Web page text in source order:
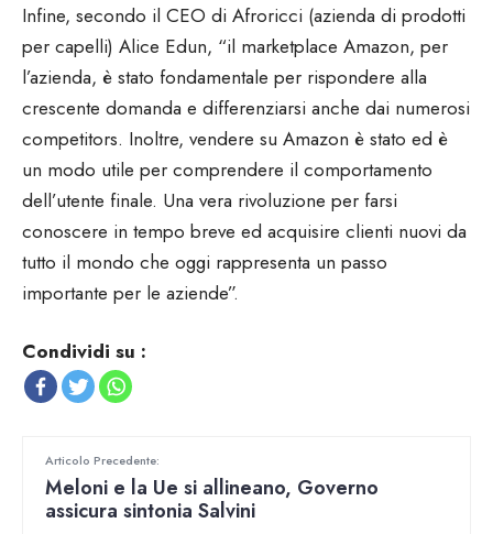
Infine, secondo il CEO di Afroricci (azienda di prodotti
per capelli) Alice Edun, “il marketplace Amazon, per
l’azienda, è stato fondamentale per rispondere alla
crescente domanda e differenziarsi anche dai numerosi
competitors. Inoltre, vendere su Amazon è stato ed è
un modo utile per comprendere il comportamento
dell’utente finale. Una vera rivoluzione per farsi
conoscere in tempo breve ed acquisire clienti nuovi da
tutto il mondo che oggi rappresenta un passo
importante per le aziende”.
Condividi su :
Articolo Precedente:
Meloni e la Ue si allineano, Governo
assicura sintonia Salvini